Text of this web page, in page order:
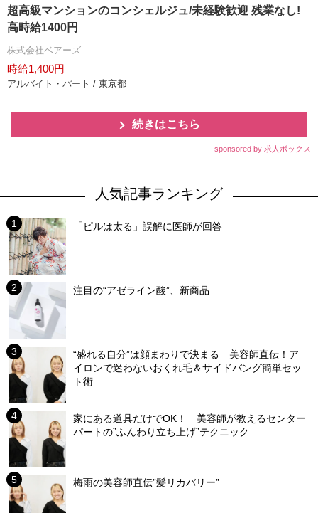
超高級マンションのコンシェルジュ/未経験歓迎 残業なし!
高時給1400円
株式会社ベアーズ
時給1,400円
アルバイト・パート / 東京都
続きはこちら
sponsored by 求人ボックス
人気記事ランキング
「ピルは太る」誤解に医師が回答
注目の“アゼライン酸”、新商品
“盛れる自分”は顔まわりで決まる 美容師直伝！ア
イロンで迷わないおくれ毛＆サイドバング簡単セッ
ト術
家にある道具だけでOK！ 美容師が教えるセンター
パートの”ふんわり立ち上げ”テクニック
梅雨の美容師直伝”髪リカバリー”